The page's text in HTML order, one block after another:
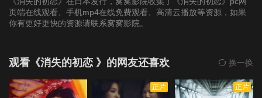
页端在线观看、手机mp4在线免费观看、高清云播放等资源，如果
你有更好更快的资源请联系窝窝影院。
观看《消失的初恋 》的网友还喜欢 换一换
正片 正片